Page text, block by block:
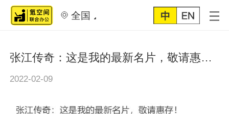
全国
张江传奇：这是我的最新名片，敬请惠存！
2022-02-09